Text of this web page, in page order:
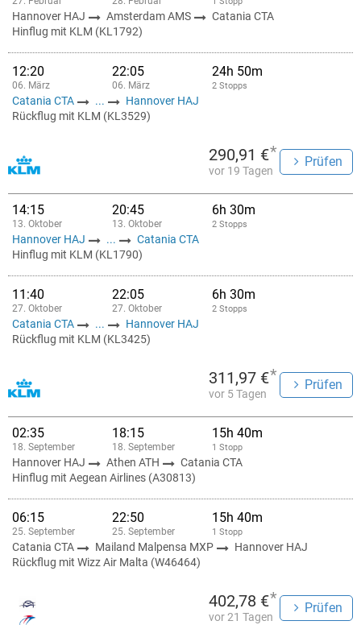
Hannover HAJ Amsterdam AMS
Catania CTA
Hinflug mit KLM (KL1792)
12:20
06. März
22:05
06. März
24h 50m
2 Stopps
Catania CTA ...
Hannover HAJ
Rückflug mit KLM (KL3529)
290,91 €*
vor 19 Tagen
Prüfen
14:15
13. Oktober
20:45
13. Oktober
6h 30m
2 Stopps
Hannover HAJ ...
Catania CTA
Hinflug mit KLM (KL1790)
11:40
27. Oktober
22:05
27. Oktober
6h 30m
2 Stopps
Catania CTA ...
Hannover HAJ
Rückflug mit KLM (KL3425)
311,97 €*
vor 5 Tagen
Prüfen
02:35
18. September
18:15
18. September
15h 40m
1 Stopp
Hannover HAJ Athen ATH
Catania CTA
Hinflug mit Aegean Airlines (A30813)
06:15
25. September
22:50
25. September
15h 40m
1 Stopp
Catania CTA Mailand Malpensa MXP
Hannover HAJ
Rückflug mit Wizz Air Malta (W46464)
402,78 €*
vor 21 Tagen
Prüfen